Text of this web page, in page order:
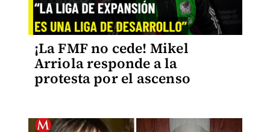
¡La FMF no cede! Mikel
Arriola responde a la
protesta por el ascenso